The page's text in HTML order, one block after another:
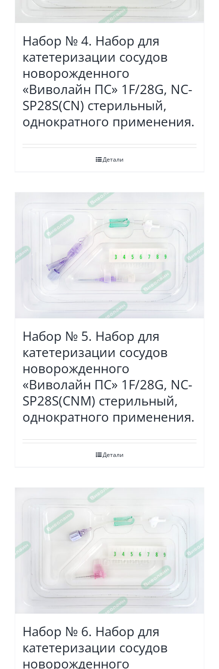
Набор № 4. Набор для
катетеризации сосудов
новорожденного
«Виволайн ПС» 1F/28G, NC-
SP28S(СN) стерильный,
однократного применения.
Детали
Набор № 5. Набор для
катетеризации сосудов
новорожденного
«Виволайн ПС» 1F/28G, NC-
SP28S(CNM) стерильный,
однократного применения.
Детали
Набор № 6. Набор для
катетеризации сосудов
новорожденного